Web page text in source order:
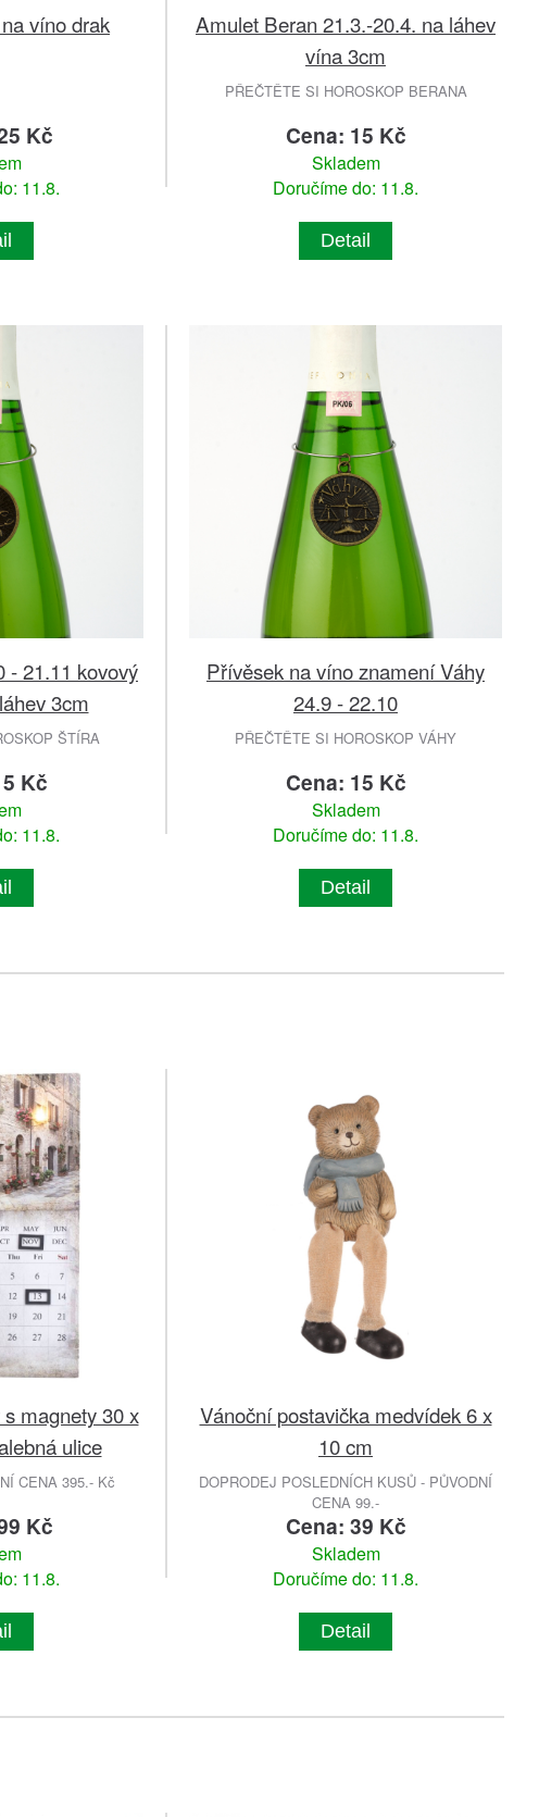
víno drak
Kč
11.8.
Amulet Beran 21.3.-20.4. na láhev
vína 3cm
PŘEČTĚTE SI HOROSKOP BERANA
Cena: 15 Kč
Skladem
Doručíme do: 11.8.
Detail
- 21.11 kovový
3cm
ŠTÍRA
Kč
11.8.
Přívěsek na víno znamení Váhy
24.9 - 22.10
PŘEČTĚTE SI HOROSKOP VÁHY
Cena: 15 Kč
Skladem
Doručíme do: 11.8.
Detail
magnety 30 x
ulice
CENA 395.- Kč
Kč
11.8.
Vánoční postavička medvídek 6 x
10 cm
DOPRODEJ POSLEDNÍCH KUSŮ - PŮVODNÍ
CENA 99.-
Cena: 39 Kč
Skladem
Doručíme do: 11.8.
Detail